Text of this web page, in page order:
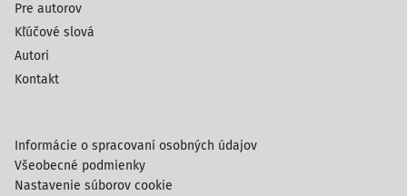
Pre autorov
Kľúčové slová
Autori
Kontakt
Informácie o spracovaní osobných údajov
Všeobecné podmienky
Nastavenie súborov cookie